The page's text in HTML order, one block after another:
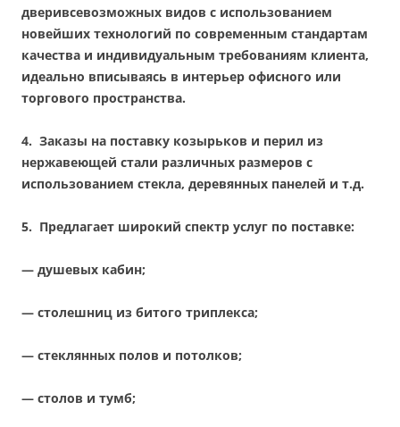
дверивсевозможных видов с использованием
новейших технологий по современным стандартам
качества и индивидуальным требованиям клиента,
идеально вписываясь в интерьер офисного или
торгового пространства.
4. Заказы на поставку козырьков и перил из
нержавеющей стали различных размеров с
использованием стекла, деревянных панелей и т.д.
5. Предлагает широкий спектр услуг по поставке:
— душевых кабин;
— столешниц из битого триплекса;
— стеклянных полов и потолков;
— столов и тумб;